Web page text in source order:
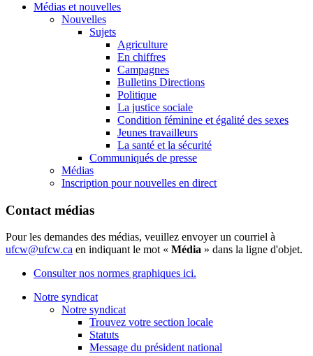
Médias et nouvelles
Nouvelles
Sujets
Agriculture
En chiffres
Campagnes
Bulletins Directions
Politique
La justice sociale
Condition féminine et égalité des sexes
Jeunes travailleurs
La santé et la sécurité
Communiqués de presse
Médias
Inscription pour nouvelles en direct
Contact médias
Pour les demandes des médias, veuillez envoyer un courriel à
ufcw@ufcw.ca en indiquant le mot « Média » dans la ligne d'objet.
Consulter nos normes graphiques ici.
Notre syndicat
Notre syndicat
Trouvez votre section locale
Statuts
Message du président national